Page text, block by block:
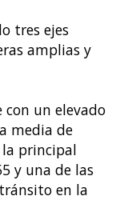
tres ejes
amplias y
con un elevado
media de
la principal
y una de las
en la